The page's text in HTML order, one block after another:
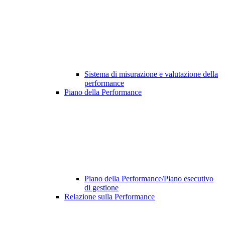
Sistema di misurazione e valutazione della
performance
Piano della Performance
Piano della Performance/Piano esecutivo
di gestione
Relazione sulla Performance